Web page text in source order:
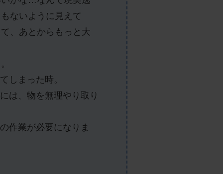
ないように見えて
、あとからもっと大
しまった時。
は、物を無理やり取り
作業が必要になりま